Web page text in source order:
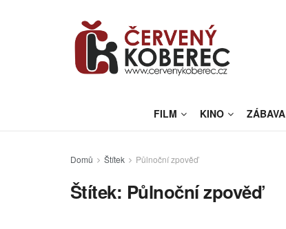
FILM KINO ZÁBAVA
Domů Štítek Půlnoční zpověď
Štítek: Půlnoční zpověď